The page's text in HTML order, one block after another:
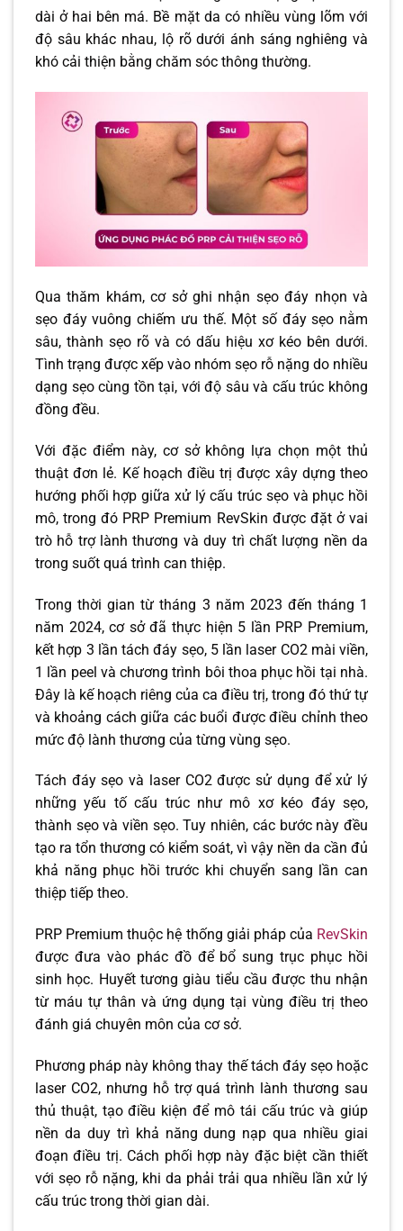
dài ở hai bên má. Bề mặt da có nhiều vùng lõm với
độ sâu khác nhau, lộ rõ dưới ánh sáng nghiêng và
khó cải thiện bằng chăm sóc thông thường.
Qua thăm khám, cơ sở ghi nhận sẹo đáy nhọn và
sẹo đáy vuông chiếm ưu thế. Một số đáy sẹo nằm
sâu, thành sẹo rõ và có dấu hiệu xơ kéo bên dưới.
Tình trạng được xếp vào nhóm sẹo rỗ nặng do nhiều
dạng sẹo cùng tồn tại, với độ sâu và cấu trúc không
đồng đều.
Với đặc điểm này, cơ sở không lựa chọn một thủ
thuật đơn lẻ. Kế hoạch điều trị được xây dựng theo
hướng phối hợp giữa xử lý cấu trúc sẹo và phục hồi
mô, trong đó PRP Premium RevSkin được đặt ở vai
trò hỗ trợ lành thương và duy trì chất lượng nền da
trong suốt quá trình can thiệp.
Trong thời gian từ tháng 3 năm 2023 đến tháng 1
năm 2024, cơ sở đã thực hiện 5 lần PRP Premium,
kết hợp 3 lần tách đáy sẹo, 5 lần laser CO2 mài viền,
1 lần peel và chương trình bôi thoa phục hồi tại nhà.
Đây là kế hoạch riêng của ca điều trị, trong đó thứ tự
và khoảng cách giữa các buổi được điều chỉnh theo
mức độ lành thương của từng vùng sẹo.
Tách đáy sẹo và laser CO2 được sử dụng để xử lý
những yếu tố cấu trúc như mô xơ kéo đáy sẹo,
thành sẹo và viền sẹo. Tuy nhiên, các bước này đều
tạo ra tổn thương có kiểm soát, vì vậy nền da cần đủ
khả năng phục hồi trước khi chuyển sang lần can
thiệp tiếp theo.
PRP Premium thuộc hệ thống giải pháp của RevSkin
được đưa vào phác đồ để bổ sung trục phục hồi
sinh học. Huyết tương giàu tiểu cầu được thu nhận
từ máu tự thân và ứng dụng tại vùng điều trị theo
đánh giá chuyên môn của cơ sở.
Phương pháp này không thay thế tách đáy sẹo hoặc
laser CO2, nhưng hỗ trợ quá trình lành thương sau
thủ thuật, tạo điều kiện để mô tái cấu trúc và giúp
nền da duy trì khả năng dung nạp qua nhiều giai
đoạn điều trị. Cách phối hợp này đặc biệt cần thiết
với sẹo rỗ nặng, khi da phải trải qua nhiều lần xử lý
cấu trúc trong thời gian dài.